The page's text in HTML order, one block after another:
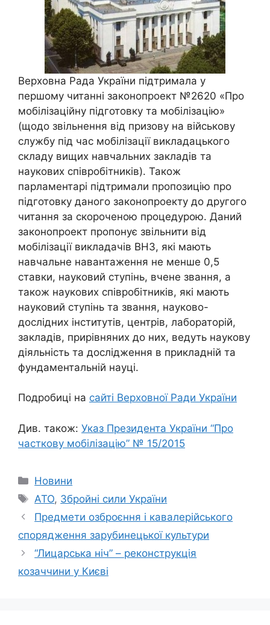
Верховна Рада України підтримала у
першому читанні законопроект №2620 «Про
мобілізаційну підготовку та мобілізацію»
(щодо звільнення від призову на військову
службу під час мобілізації викладацького
складу вищих навчальних закладів та
наукових співробітників). Також
парламентарі підтримали пропозицію про
підготовку даного законопроекту до другого
читання за скороченою процедурою. Даний
законопроект пропонує звільнити від
мобілізації викладачів ВНЗ, які мають
навчальне навантаження не менше 0,5
ставки, науковий ступінь, вчене звання, а
також наукових співробітників, які мають
науковий ступінь та звання, науково-
дослідних інститутів, центрів, лабораторій,
закладів, прирівняних до них, ведуть наукову
діяльність та дослідження в прикладній та
фундаментальній науці.
Подробиці на сайті Верховної Ради України
Див. також: Указ Президента України “Про
часткову мобілізацію” № 15/2015
Категорії
Новини
Позначки
АТО, Збройні сили України
Предмети озброєння і кавалерійського
спорядження зарубинецької культури
“Лицарська ніч” – реконструкція
козаччини у Києві